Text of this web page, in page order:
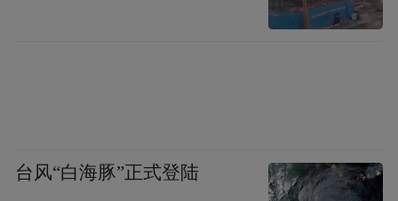
球教育和谐发展” 等热门议题展开深入研讨，
台风“白海豚”正式登陆